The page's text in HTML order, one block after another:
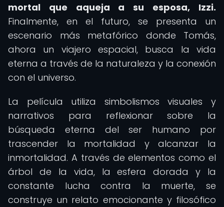
mortal que aqueja a su esposa, Izzi.
Finalmente, en el futuro, se presenta un
escenario más metafórico donde Tomás,
ahora un viajero espacial, busca la vida
eterna a través de la naturaleza y la conexión
con el universo.
La película utiliza simbolismos visuales y
narrativos para reflexionar sobre la
búsqueda eterna del ser humano por
trascender la mortalidad y alcanzar la
inmortalidad. A través de elementos como el
árbol de la vida, la esfera dorada y la
constante lucha contra la muerte, se
construye un relato emocionante y filosófico